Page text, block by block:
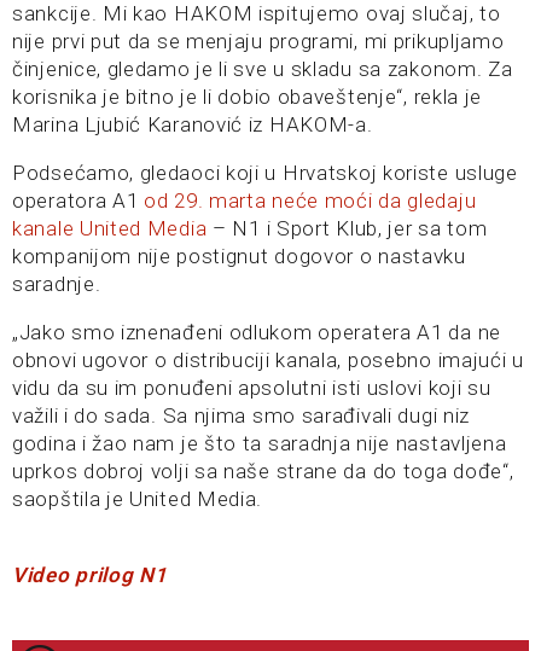
sankcije. Mi kao HAKOM ispitujemo ovaj slučaj, to
nije prvi put da se menjaju programi, mi prikupljamo
činjenice, gledamo je li sve u skladu sa zakonom. Za
korisnika je bitno je li dobio obaveštenje“, rekla je
Marina Ljubić Karanović iz HAKOM-a.
Podsećamo, gledaoci koji u Hrvatskoj koriste usluge
operatora A1 od 29. marta neće moći da gledaju
kanale United Media – N1 i Sport Klub, jer sa tom
kompanijom nije postignut dogovor o nastavku
saradnje.
„Jako smo iznenađeni odlukom operatera A1 da ne
obnovi ugovor o distribuciji kanala, posebno imajući u
vidu da su im ponuđeni apsolutni isti uslovi koji su
važili i do sada. Sa njima smo sarađivali dugi niz
godina i žao nam je što ta saradnja nije nastavljena
uprkos dobroj volji sa naše strane da do toga dođe“,
saopštila je United Media.
Video prilog N1